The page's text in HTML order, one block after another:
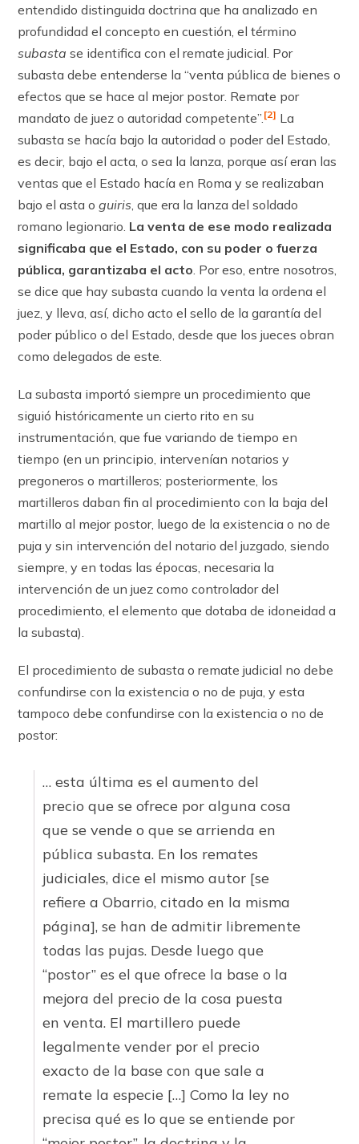
entendido distinguida doctrina que ha analizado en
profundidad el concepto en cuestión, el término
subasta se identifica con el remate judicial. Por
subasta debe entenderse la “venta pública de bienes o
efectos que se hace al mejor postor. Remate por
mandato de juez o autoridad competente”. [2] La
subasta se hacía bajo la autoridad o poder del Estado,
es decir, bajo el acta, o sea la lanza, porque así eran las
ventas que el Estado hacía en Roma y se realizaban
bajo el asta oguiris , que era la lanza del soldado
romano legionario. La venta de ese modo realizada
significaba que el Estado, con su poder o fuerza
pública, garantizaba el acto . Por eso, entre nosotros,
se dice que hay subasta cuando la venta la ordena el
juez, y lleva, así, dicho acto el sello de la garantía del
poder público o del Estado, desde que los jueces obran
como delegados de este.
La subasta importó siempre un procedimiento que
siguió históricamente un cierto rito en su
instrumentación, que fue variando de tiempo en
tiempo (en un principio, intervenían notarios y
pregoneros o martilleros; posteriormente, los
martilleros daban fin al procedimiento con la baja del
martillo al mejor postor, luego de la existencia o no de
puja y sin intervención del notario del juzgado, siendo
siempre, y en todas las épocas, necesaria la
intervención de un juez como controlador del
procedimiento, el elemento que dotaba de idoneidad a
la subasta).
El procedimiento de subasta o remate judicial no debe
confundirse con la existencia o no de puja, y esta
tampoco debe confundirse con la existencia o no de
postor:
… esta última es el aumento del
precio que se ofrece por alguna cosa
que se vende o que se arrienda en
pública subasta. En los remates
judiciales, dice el mismo autor [se
refiere a Obarrio, citado en la misma
página], se han de admitir libremente
todas las pujas. Desde luego que
“postor” es el que ofrece la base o la
mejora del precio de la cosa puesta
en venta. El martillero puede
legalmente vender por el precio
exacto de la base con que sale a
remate la especie […] Como la ley no
precisa qué es lo que se entiende por